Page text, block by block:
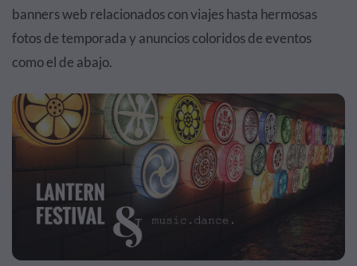
banners web relacionados con viajes hasta hermosas
fotos de temporada y anuncios coloridos de eventos
como el de abajo.